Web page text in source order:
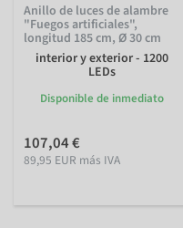
Anillo de luces de alambre
"Fuegos artificiales",
longitud 185 cm, Ø 30 cm
interior y exterior - 1200
LEDs
Disponible de inmediato
107,04 €
89,95 EUR más IVA